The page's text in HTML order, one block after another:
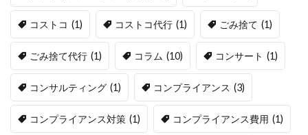
コストコ (1) コストコ代行 (1) ごみ捨て (1)
ごみ捨て代行 (1) コラム (10) コンサート (1)
コンサルティング (1) コンプライアンス (3)
コンプライアンス対策 (1) コンプライアンス費用 (1)